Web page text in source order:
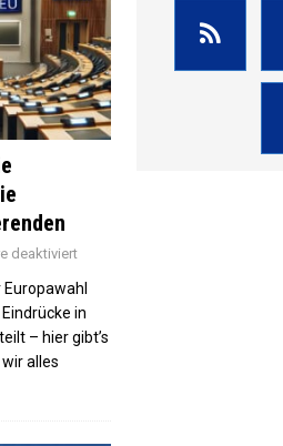
deaktiviert
in
– hier gibt’s
alles